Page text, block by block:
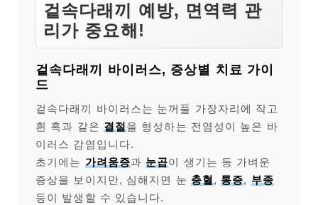
겉속다래끼 예방, 면역력 관
리가 중요해!
겉속다래끼 바이러스, 증상별 치료 가이
드
겉속다래끼 바이러스는 눈꺼풀 가장자리에 작고
흰 혹과 같은 결절 을 형성하는 전염성이 높은 바
이러스 감염입니다.
초기에는 가려움증과 눈곱이 생기는 등 가벼운
증상을 보이지만, 심해지면 눈 충혈, 통증, 부종
등이 발생할 수 있습니다.